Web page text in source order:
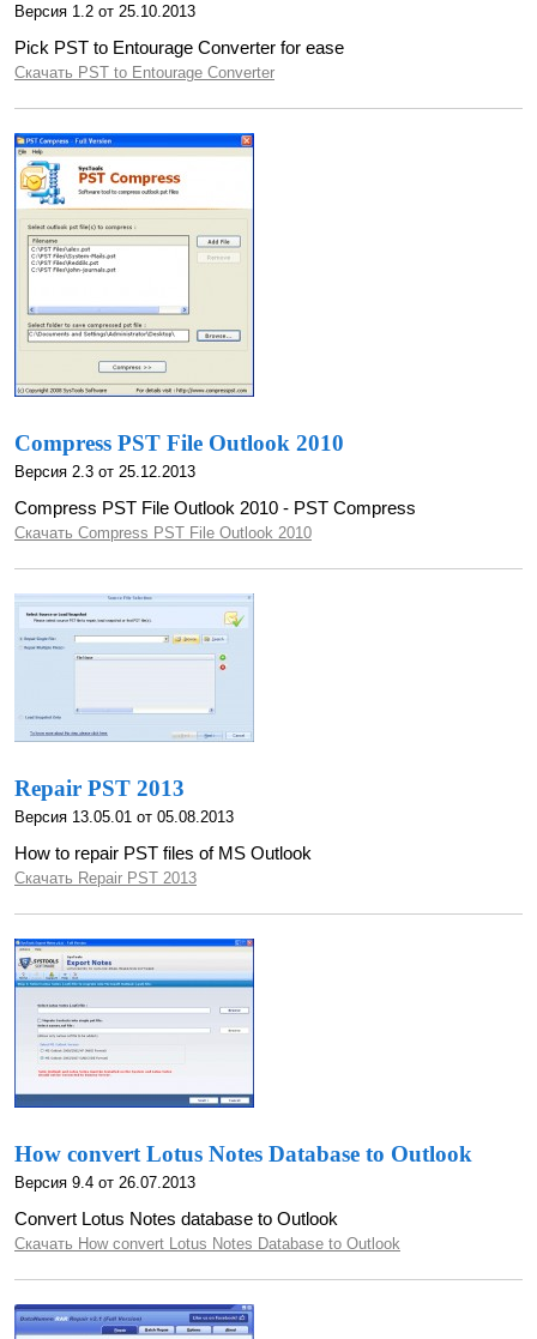
Версия 1.2 от 25.10.2013
Pick PST to Entourage Converter for ease
Скачать PST to Entourage Converter
Compress PST File Outlook 2010
Версия 2.3 от 25.12.2013
Compress PST File Outlook 2010 - PST Compress
Скачать Compress PST File Outlook 2010
Repair PST 2013
Версия 13.05.01 от 05.08.2013
How to repair PST files of MS Outlook
Скачать Repair PST 2013
How convert Lotus Notes Database to Outlook
Версия 9.4 от 26.07.2013
Convert Lotus Notes database to Outlook
Скачать How convert Lotus Notes Database to Outlook